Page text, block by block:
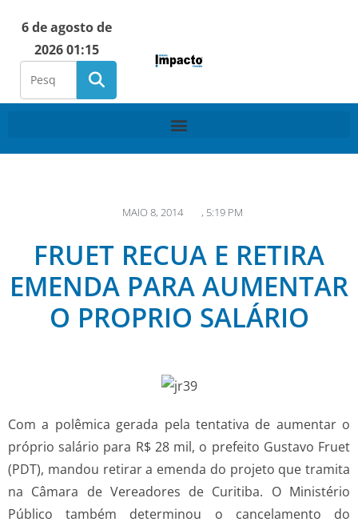
6 de agosto de
2026 01:15
MAIO 8, 2014 , 5:19 PM
FRUET RECUA E RETIRA
EMENDA PARA AUMENTAR
O PROPRIO SALÁRIO
Com a polêmica gerada pela tentativa de aumentar o
próprio salário para R$ 28 mil, o prefeito Gustavo Fruet
(PDT), mandou retirar a emenda do projeto que tramita
na Câmara de Vereadores de Curitiba. O Ministério
Público também determinou o cancelamento do